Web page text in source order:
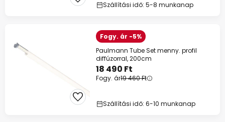
Szállítási idő: 5-8 munkanap
Fogy. ár -5%
Paulmann Tube Set menny. profil
diffúzorral, 200cm
18 490 Ft
Fogy. ár19 460 Ft
Szállítási idő: 6-10 munkanap